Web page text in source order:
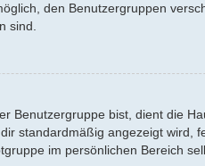
den Benutzergruppen
sind.
Benutzergruppe bist, dient die
standardmäßig angezeigt wird,
im persönlichen Bereich